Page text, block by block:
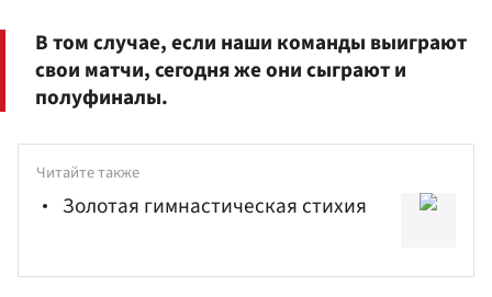
В том случае, если наши команды выиграют
свои матчи, сегодня же они сыграют и
полуфиналы.
Читайте также
Золотая гимнастическая стихия